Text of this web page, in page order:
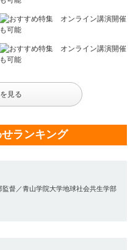
見る
ランキング
督／青山学院大学地球社会共生学部